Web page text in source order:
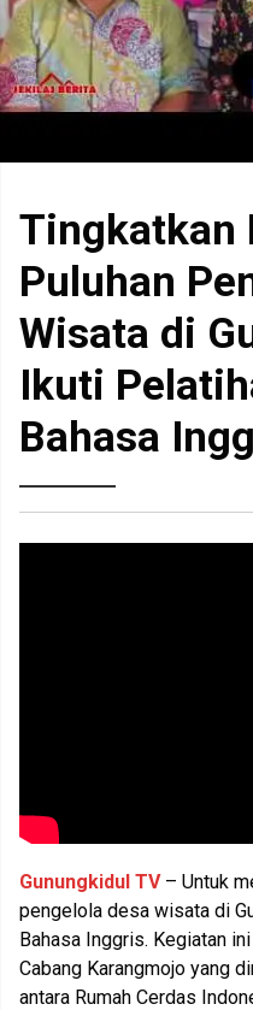
Tingkatkan
Puluhan
Wisata di
Ikuti
Bahasa
Gunungkidul TV– Untuk
pengelola desa wisata di
Bahasa Inggris. Kegiatan
Cabang Karangmojo yang
antara Rumah Cerdas